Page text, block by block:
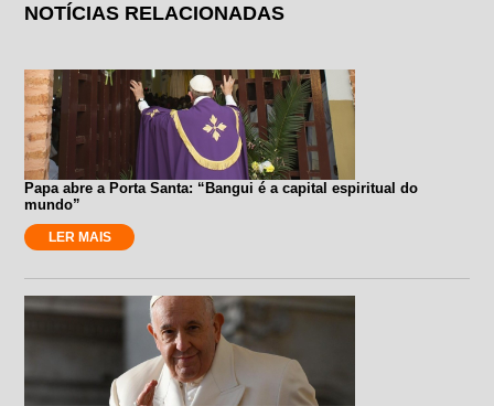
NOTÍCIAS RELACIONADAS
Papa abre a Porta Santa: “Bangui é a capital espiritual do
mundo”
LER MAIS